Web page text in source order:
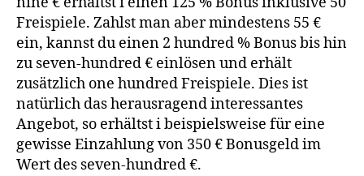
Freispiele. Zahlst man aber mindestens 55 €
ein, kannst du einen 2 hundred % Bonus bis hin
zu seven-hundred € einlösen und erhält
zusätzlich one hundred Freispiele. Dies ist
natürlich das herausragend interessantes
Angebot, so erhältst i beispielsweise für eine
gewisse Einzahlung von 350 € Bonusgeld im
Wert des seven-hundred €.